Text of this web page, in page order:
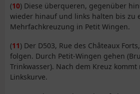
(10) Diese überqueren, gegenüber
wieder hinauf und links halten bis zu
Mehrfachkreuzung in Petit Wingen.
(11) Der D503, Rue des Châteaux
folgen. Durch Petit-Wingen gehen
Trinkwasser). Nach dem Kreuz kommt
Linkskurve.